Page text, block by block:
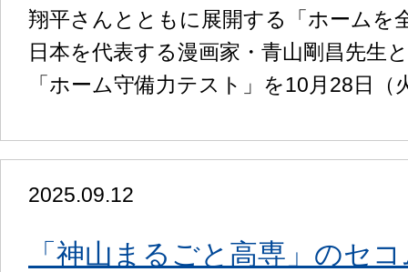
翔平さんとともに展開する「ホームを
日本を代表する漫画家・青山剛昌先生
「ホーム守備力テスト」を10月28日
2025.09.12
「神山まるごと高専」のセ